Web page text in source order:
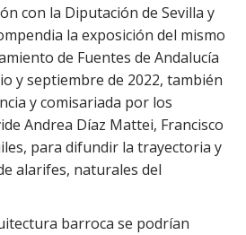
con la Diputación de Sevilla y
la exposición del mismo
de Fuentes de Andalucía
y septiembre de 2022, también
y comisariada por los
Andrea Díaz Mattei, Francisco
para difundir la trayectoria y
alarifes, naturales del
barroca se podrían